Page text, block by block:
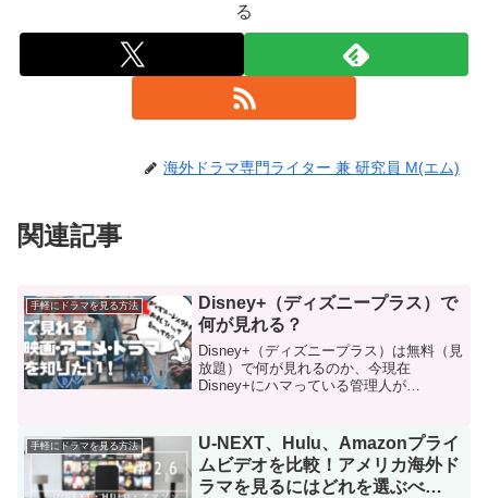
る
海外ドラマ専門ライター 兼 研究員 M(エム)
関連記事
手軽にドラマを見る方法
Disney+（ディズニープラス）で
何が見れる？
Disney+（ディズニープラス）は無料（見
放題）で何が見れるのか、今現在
Disney+にハマっている管理人が
みに私はディズニーも好きですが、ジブ
リファンで海外ドラマ好きです。
手軽にドラマを見る方法
U-NEXT、Hulu、Amazonプライ
ムビデオを比較！アメリカ海外ド
ラマを見るにはどれを選ぶべ